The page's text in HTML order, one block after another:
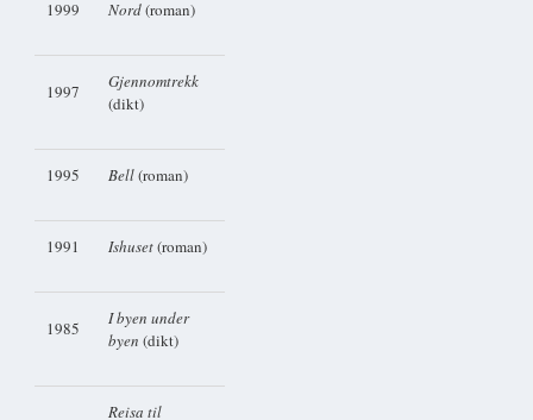
1999 Nord(roman)
1997
Gjennomtrekk
(dikt)
1995 Bell(roman)
1991 Ishuset(roman)
1985
I byen under
byen (dikt)
Reisa til